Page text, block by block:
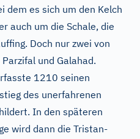
dem es sich um den Kelch
auch um die Schale, die
Doch nur zwei von
und Galahad.
1210 seinen
des unerfahrenen
In den späteren
wird dann die Tristan-